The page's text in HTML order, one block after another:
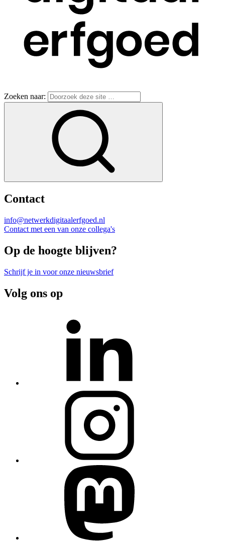
Zoeken naar:
Contact
info@netwerkdigitaalerfgoed.nl
Contact met een van onze collega's
Op de hoogte blijven?
Schrijf je in voor onze nieuwsbrief
Volg ons op